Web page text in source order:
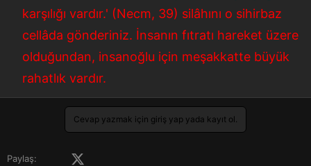
karşılığı vardır.' (Necm, 39) silâhını o sihirbaz
cellâda gönderiniz. İnsanın fıtratı hareket üzere
olduğundan, insanoğlu için meşakkatte büyük
rahatlık vardır.
Cevap yazmak için giriş yap yada kayıt ol.
Paylaş: Facebook